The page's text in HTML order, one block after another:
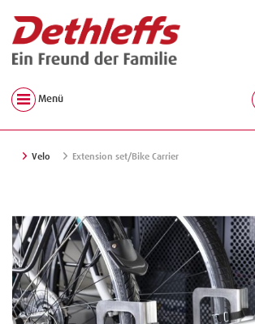
Menü
Velo Extension set/Bike Carrier